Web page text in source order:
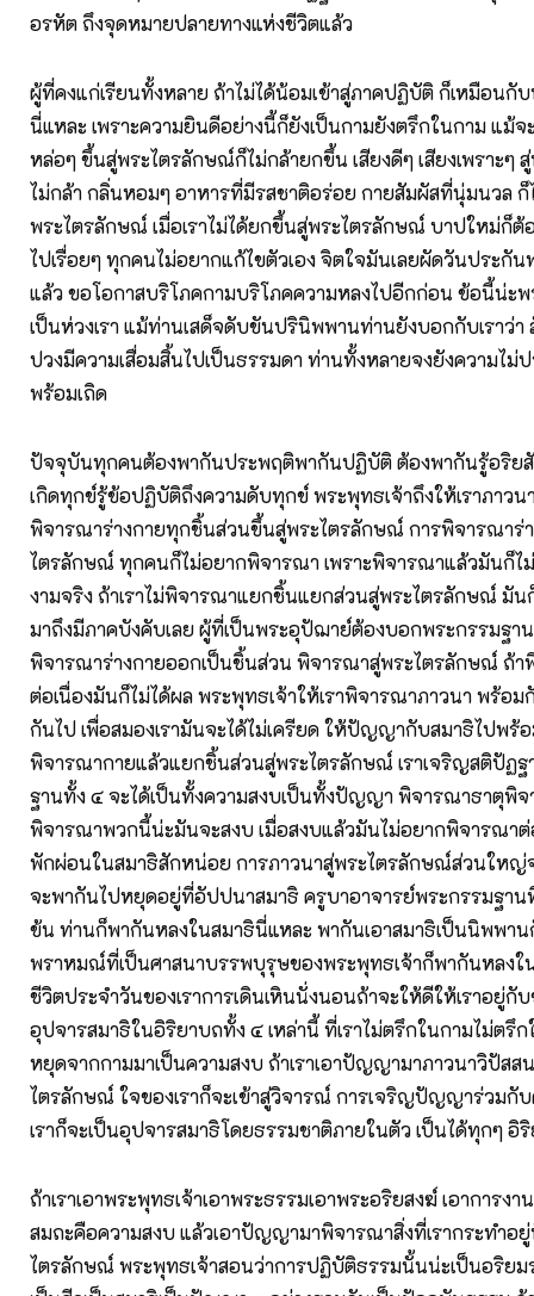
อรหัต ถึงจุดหมายปลายทางแห่งชีวิตแล้ว
ผู้ที่คงแก่เรียนทั้งหลาย ถ้าไม่ได้น้อมเข้าสู่ภาคปฏิบัติ ก็เหมือนกั
นี่แหละ เพราะความยินดีอย่างนี้ก็ยังเป็นกามยังตรึกในกาม แม้
หล่อๆ ขึ้นสู่พระไตรลักษณ์ก็ไม่กล้ายกขึ้น เสียงดีๆ เสียงเพราะๆ
ไม่กล้า กลิ่นหอมๆ อาหารที่มีรสชาติอร่อย กายสัมผัสที่นุ่มนวล
พระไตรลักษณ์ เมื่อเราไม่ได้ยกขึ้นสู่พระไตรลักษณ์ บาปใหม่ก็ต้
ไปเรื่อยๆ ทุกคนไม่อยากแก้ไขตัวเอง จิตใจมันเลยผัดวันประกัน
แล้ว ขอโอกาสบริโภคกามบริโภคความหลงไปอีกก่อน ข้อนี้น่ะ
เป็นห่วงเรา แม้ท่านเสด็จดับขันปรินิพพานท่านยังบอกกับเราว่า
ปวงมีความเสื่อมสิ้นไปเป็นธรรมดา ท่านทั้งหลายจงยังความไม่
พร้อมเถิด
ปัจจุบันทุกคนต้องพากันประพฤติพากันปฏิบัติ ต้องพากันรู้อริย
เกิดทุกข์รู้ข้อปฏิบัติถึงความดับทุกข์ พระพุทธเจ้าถึงให้เราภาวน
พิจารณาร่างกายทุกชิ้นส่วนขึ้นสู่พระไตรลักษณ์ การพิจารณาร่
ไตรลักษณ์ ทุกคนก็ไม่อยากพิจารณา เพราะพิจารณาแล้วมันก็ไ
งามจริง ถ้าเราไม่พิจารณาแยกชิ้นแยกส่วนสู่พระไตรลักษณ์ มัน
มาถึงมีภาคบังคับเลย ผู้ที่เป็นพระอุปัฌาย์ต้องบอกพระกรรมฐา
พิจารณาร่างกายออกเป็นชิ้นส่วน พิจารณาสู่พระไตรลักษณ์ ถ้า
ต่อเนื่องมันก็ไม่ได้ผล พระพุทธเจ้าให้เราพิจารณาภาวนา พร้อ
กันไป เพื่อสมองเรามันจะได้ไม่เครียด ให้ปัญญากับสมาธิไปพร้อ
พิจารณากายแล้วแยกชิ้นส่วนสู่พระไตรลักษณ์ เราเจริญสติปัฏฐ
ฐานทั้ง ๔ จะได้เป็นทั้งความสงบเป็นทั้งปัญญา พิจารณาธาตุพิ
พิจารณาพวกนี้น่ะมันจะสงบ เมื่อสงบแล้วมันไม่อยากพิจารณาต่
พักผ่อนในสมาธิสักหน่อย การภาวนาสู่พระไตรลักษณ์ส่วนใหญ่
จะพากันไปหยุดอยู่ที่อัปปนาสมาธิ ครูบาอาจารย์พระกรรมฐา
ข้น ท่านก็พากันหลงในสมาธินี่แหละ พากันเอาสมาธิเป็นนิพพา
พราหมณ์ที่เป็นศาสนาบรรพบุรุษของพระพุทธเจ้าก็พากันหลงใ
ชีวิตประจำวันของเราการเดินเหินนั่งนอนถ้าจะให้ดีให้เราอยู่
อุปจารสมาธิในอิริยาบถทั้ง ๔ เหล่านี้ ที่เราไม่ตรึกในกามไม่ตรึ
หยุดจากกามมาเป็นความสงบ ถ้าเราเอาปัญญามาภาวนาวิปัส
ไตรลักษณ์ ใจของเราก็จะเข้าสู่วิจารณ์ การเจริญปัญญาร่วมกั
เราก็จะเป็นอุปจารสมาธิโดยธรรมชาติภายในตัว เป็นได้ทุกๆ อิ
ถ้าเราเอาพระพุทธเจ้าเอาพระธรรมเอาพระอริยสงฆ์ เอาการง
สมถะคือความสงบ แล้วเอาปัญญามาพิจารณาสิ่งที่เรากระทำอ
ไตรลักษณ์ พระพุทธเจ้าสอนว่าการปฏิบัติธรรมนั้นน่ะเป็นอริย